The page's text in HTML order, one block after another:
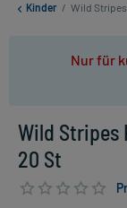
Kinder / Wild
Nur für
Wild Stripes
20 St